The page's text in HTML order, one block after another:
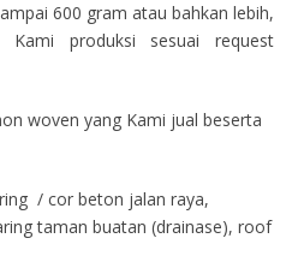
600 gram atau bahkan lebih,
produksi sesuai request
woven yang Kami jual beserta
/ cor beton jalan raya,
taman buatan (drainase), roof